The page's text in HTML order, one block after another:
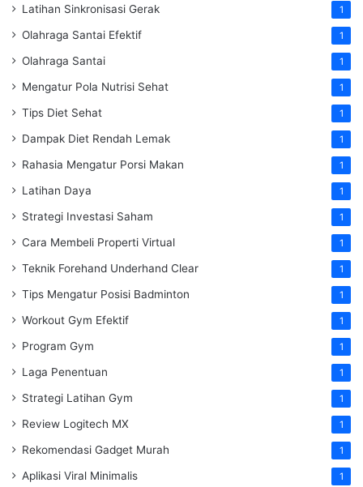
Latihan Sinkronisasi Gerak 1
Olahraga Santai Efektif 1
Olahraga Santai 1
Mengatur Pola Nutrisi Sehat 1
Tips Diet Sehat 1
Dampak Diet Rendah Lemak 1
Rahasia Mengatur Porsi Makan 1
Latihan Daya 1
Strategi Investasi Saham 1
Cara Membeli Properti Virtual 1
Teknik Forehand Underhand Clear 1
Tips Mengatur Posisi Badminton 1
Workout Gym Efektif 1
Program Gym 1
Laga Penentuan 1
Strategi Latihan Gym 1
Review Logitech MX 1
Rekomendasi Gadget Murah 1
Aplikasi Viral Minimalis 1